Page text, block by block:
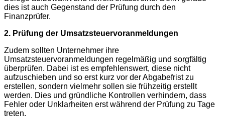
dies ist auch Gegenstand der Prüfung durch den
Finanzprüfer.
2. Prüfung der Umsatzsteuervoranmeldungen
Zudem sollten Unternehmer ihre
Umsatzsteuervoranmeldungen regelmäßig und sorgfältig
überprüfen. Dabei ist es empfehlenswert, diese nicht
aufzuschieben und so erst kurz vor der Abgabefrist zu
erstellen, sondern vielmehr sollen sie frühzeitig erstellt
werden. Dies und gründliche Kontrollen verhindern, dass
Fehler oder Unklarheiten erst während der Prüfung zu Tage
treten.